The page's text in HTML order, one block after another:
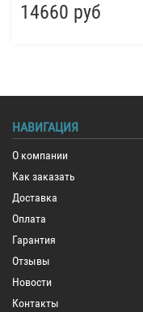
14660 руб
НАВИГАЦИЯ
О компании
Как заказать
Доставка
Оплата
Гарантия
Отзывы
Новости
Контакты